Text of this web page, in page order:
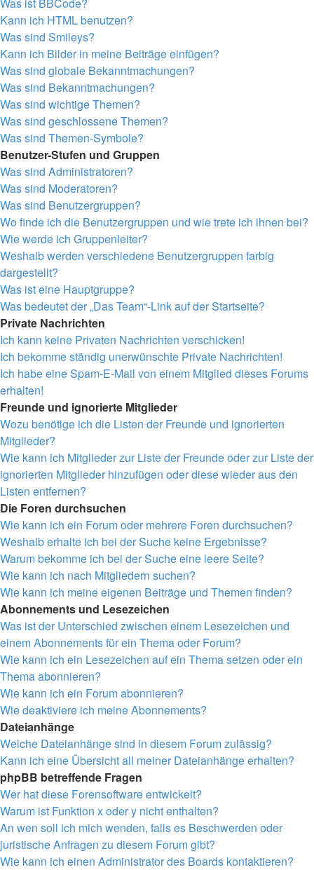
Kann ich HTML benutzen?
Was sind Smileys?
Kann ich Bilder in meine Beiträge einfügen?
Was sind globale Bekanntmachungen?
Was sind Bekanntmachungen?
Was sind wichtige Themen?
Was sind geschlossene Themen?
Was sind Themen-Symbole?
Benutzer-Stufen und Gruppen
Was sind Administratoren?
Was sind Moderatoren?
Was sind Benutzergruppen?
Wo finde ich die Benutzergruppen und wie trete ich ihnen bei?
Wie werde ich Gruppenleiter?
Weshalb werden verschiedene Benutzergruppen farbig
dargestellt?
Was ist eine Hauptgruppe?
Was bedeutet der „Das Team“-Link auf der Startseite?
Private Nachrichten
Ich kann keine Privaten Nachrichten verschicken!
Ich bekomme ständig unerwünschte Private Nachrichten!
Ich habe eine Spam-E-Mail von einem Mitglied dieses Forums
erhalten!
Freunde und ignorierte Mitglieder
Wozu benötige ich die Listen der Freunde und ignorierten
Mitglieder?
Wie kann ich Mitglieder zur Liste der Freunde oder zur Liste der
ignorierten Mitglieder hinzufügen oder diese wieder aus den
Listen entfernen?
Die Foren durchsuchen
Wie kann ich ein Forum oder mehrere Foren durchsuchen?
Weshalb erhalte ich bei der Suche keine Ergebnisse?
Warum bekomme ich bei der Suche eine leere Seite?
Wie kann ich nach Mitgliedern suchen?
Wie kann ich meine eigenen Beiträge und Themen finden?
Abonnements und Lesezeichen
Was ist der Unterschied zwischen einem Lesezeichen und
einem Abonnements für ein Thema oder Forum?
Wie kann ich ein Lesezeichen auf ein Thema setzen oder ein
Thema abonnieren?
Wie kann ich ein Forum abonnieren?
Wie deaktiviere ich meine Abonnements?
Dateianhänge
Welche Dateianhänge sind in diesem Forum zulässig?
Kann ich eine Übersicht all meiner Dateianhänge erhalten?
phpBB betreffende Fragen
Wer hat diese Forensoftware entwickelt?
Warum ist Funktion x oder y nicht enthalten?
An wen soll ich mich wenden, falls es Beschwerden oder
juristische Anfragen zu diesem Forum gibt?
Wie kann ich einen Administrator des Boards kontaktieren?